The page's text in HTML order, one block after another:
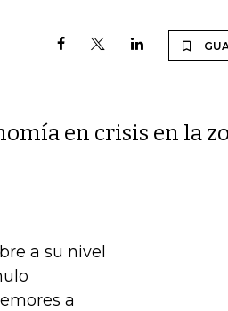
en crisis en la
a su nivel
a